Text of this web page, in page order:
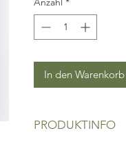
In den Warenkorb
PRODUKTINFO